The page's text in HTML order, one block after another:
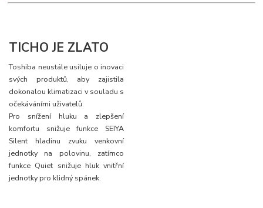
TICHO JE ZLATO
Toshiba neustále usiluje o inovaci
svých produktů, aby zajistila
dokonalou klimatizaci v souladu s
očekáváními uživatelů.
Pro snížení hluku a zlepšení
komfortu snižuje funkce SEIYA
Silent hladinu zvuku venkovní
jednotky na polovinu, zatímco
funkce Quiet snižuje hluk vnitřní
jednotky pro klidný spánek.